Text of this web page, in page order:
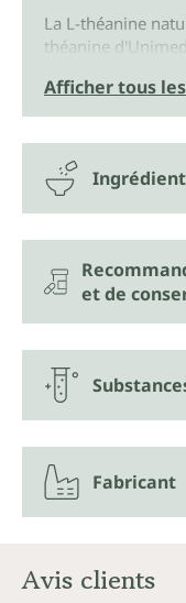
La L-théanine
théanine
effet supérieure à
Chaque boîte de
gélules. Cela
3 semaines.
Produit
suivants
conservateurs,
stabilisants ou du
d'OGM, de
Afficher tous
et de
Fabricant
Avis clients